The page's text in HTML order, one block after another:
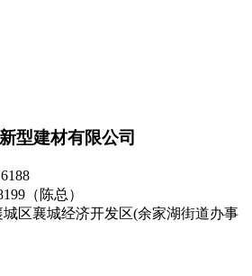
型建材有限公司
（陈总）
区襄城经济开发区(余家湖街道办事